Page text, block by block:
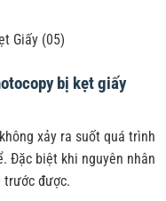
bị kẹt giấy
xảy ra suốt quá trình
Đặc biệt khi nguyên nhân
trước được.